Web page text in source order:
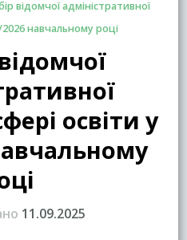
відомчої адміністративної
2026 навчальному році
освіти у
11.09.2025